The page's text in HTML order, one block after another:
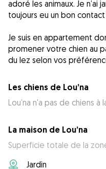
adoré les animaux. Je n’ai
toujours eu un bon
Je suis en appartement
promener votre chien au
du lez selon vos
Les chiens de Lou’na
Lou’na n'a pas de chiens à
La maison de Lou’na
Superficie totale de la
Jardin